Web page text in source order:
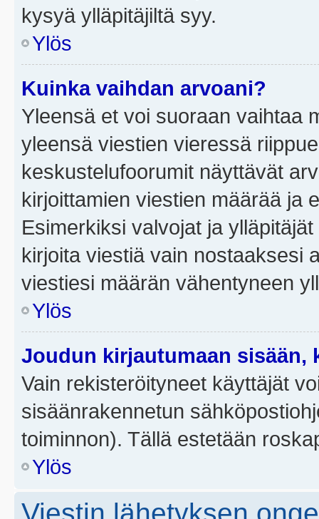
kysyä ylläpitäjiltä syy.
Ylös
Kuinka vaihdan arvoani?
Yleensä et voi suoraan vaihtaa
yleensä viestien vieressä
keskustelufoorumit näyttävät
kirjoittamien viestien määrää ja
Esimerkiksi valvojat ja
kirjoita viestiä vain nostaaksesi
viestiesi määrän vähentyneen
Ylös
Joudun kirjautumaan sisään,
Vain rekisteröityneet käyttäjät
sisäänrakennetun
toiminnon). Tällä estetään
Ylös